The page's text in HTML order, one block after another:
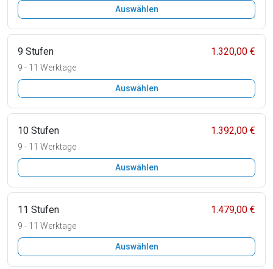
Auswählen
9 Stufen 1.320,00 €
9 - 11 Werktage
Auswählen
10 Stufen 1.392,00 €
9 - 11 Werktage
Auswählen
11 Stufen 1.479,00 €
9 - 11 Werktage
Auswählen